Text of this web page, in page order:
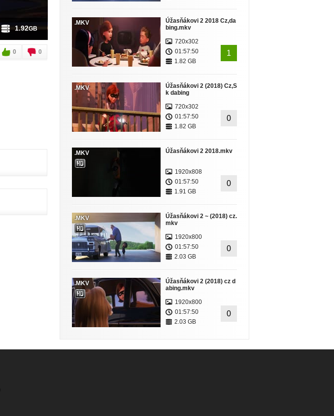
1.92GB
0 0
.MKV
Úžasňákovi 2 2018 Cz,da
bing.mkv
720x302
01:57:50
1.82 GB
1
.MKV
Úžasňákovi 2 (2018) Cz,S
k dabing
720x302
01:57:50
1.82 GB
0
.MKV Úžasňákovi 2 2018.mkv
1920x808
01:57:50
1.91 GB
0
.MKV
Úžasňákovi 2 ~ (2018) cz.
mkv
1920x800
01:57:50
2.03 GB
0
.MKV
Úžasňákovi 2 (2018) cz d
abing.mkv
1920x800
01:57:50
2.03 GB
0